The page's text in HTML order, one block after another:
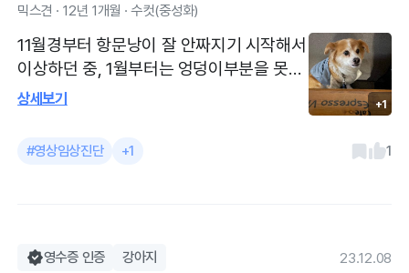
믹스견 · 12년 1개월 · 수컷(중성화)
11월경부터 항문낭이 잘 안짜지기 시작해서
이상하던 중, 1월부터는 엉덩이부분을 못만
지게하고 다른강쥐에게 신경질을 부리던게
줄 알았으나 초음파상 종괴로 추정, 수술하
여 제거하고 조직검사 함. 조직검사 상 악성
파샤인에 왔어요. 혈액검사 후 다른 장기에
상세보기 +1
#영상임상진단 +1 1
영수증 인증 강아지 23.12.08